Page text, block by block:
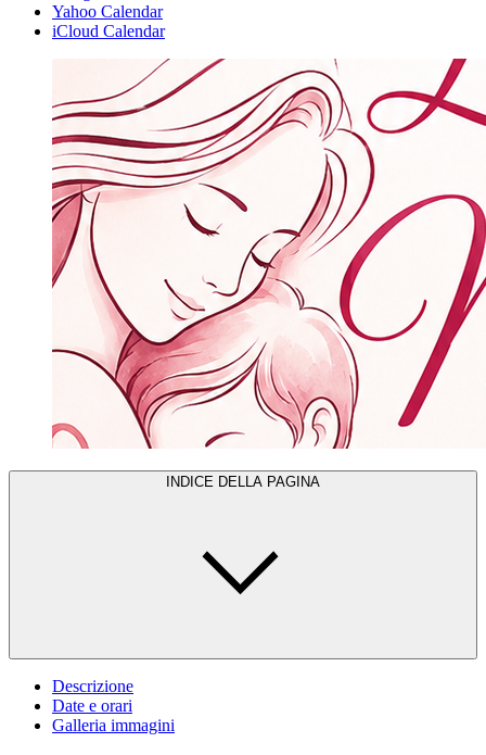
Yahoo Calendar
iCloud Calendar
INDICE DELLA PAGINA
Descrizione
Date e orari
Galleria immagini